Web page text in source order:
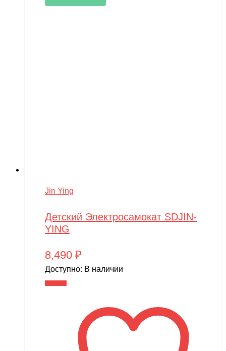
Jin Ying
Детский Электросамокат SDJIN-
YING
8,490 ₽
Доступно: В наличии